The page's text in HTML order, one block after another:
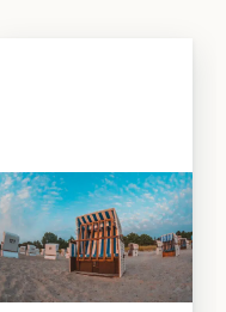
der
Produktseite